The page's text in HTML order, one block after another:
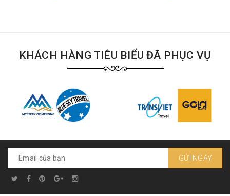
KHÁCH HÀNG TIÊU BIỂU ĐÃ PHỤC VỤ
GỬI NGAY